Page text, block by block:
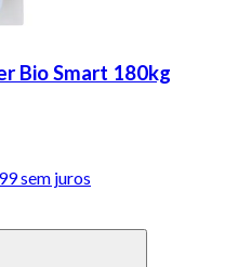
Bio Smart 180kg
sem juros